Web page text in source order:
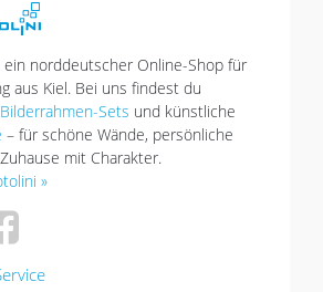
ein norddeutscher Online-Shop für
aus Kiel. Bei uns findest du
Bilderrahmen-Sets und künstliche
– für schöne Wände, persönliche
mit Charakter.
»